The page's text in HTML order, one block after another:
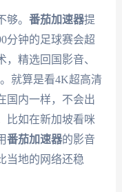
。 番茄加速器提
分钟的足球赛会超
精选回国影音、
就算是看4K超高清
国内一样，不会出
比如在新加坡看咪
番茄加速器的影音
当地的网络还稳